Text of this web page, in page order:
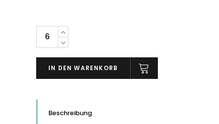
3M™
Adapter
IN DEN WARENKORB
Beschreibung